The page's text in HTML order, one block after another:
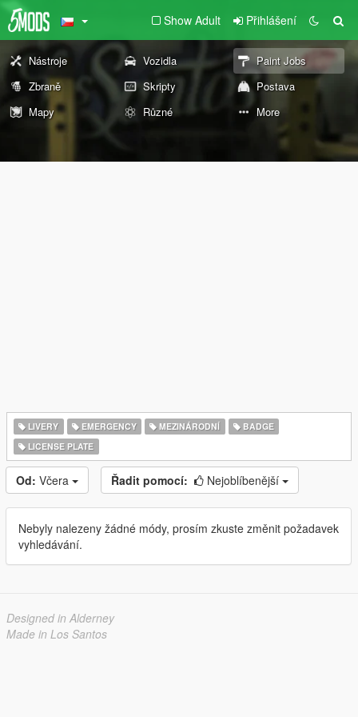
Show Adult Přihlášení
Nástroje Vozidla
Paint Jobs
Zbraně
Skripty
Postava
Mapy
Různé More
LIVERY EMERGENCY MEZINÁRODNÍ
BADGE
LICENSE PLATE
Od: Včera Řadit pomocí: Nejoblíbenější
Nebyly nalezeny žádné módy, prosím zkuste změnit požadavek
vyhledávání.
Designed in Alderney
Made in Los Santos